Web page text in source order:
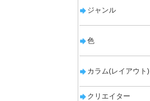
ジャンル
色
カラム(レイアウト)
クリエイター